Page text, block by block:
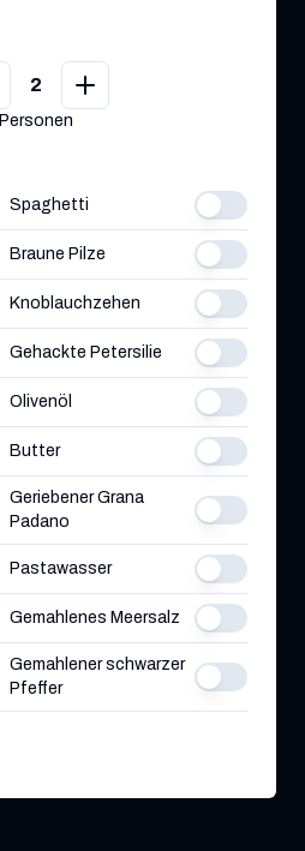
2
Personen
Spaghetti
Braune Pilze
Knoblauchzehen
Gehackte Petersilie
Olivenöl
Butter
Geriebener Grana
Padano
Pastawasser
Gemahlenes Meersalz
Gemahlener schwarzer
Pfeffer